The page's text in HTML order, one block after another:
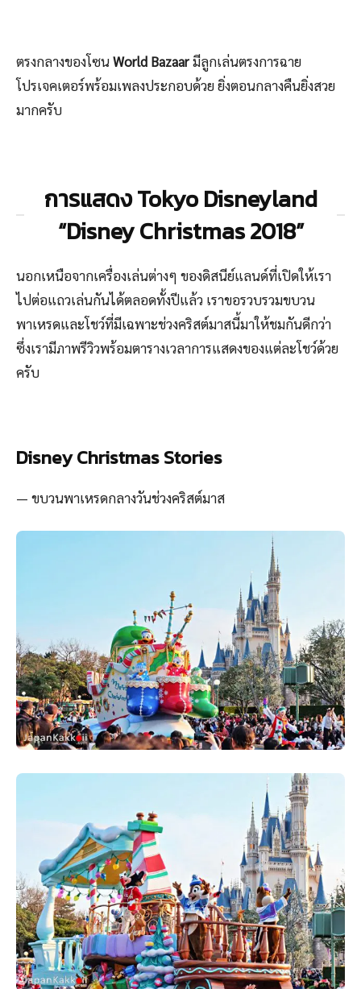
ตรงกลางของโซนWorld Bazaarมีลูกเล่นตรงการฉาย
โปรเจคเตอร์พร้อมเพลงประกอบด้วย ยิ่งตอนกลางคืนยิ่งสวย
มากครับ
การแสดง Tokyo Disneyland
“Disney Christmas 2018”
นอกเหนือจากเครื่องเล่นต่างๆ ของดิสนีย์แลนด์ที่เปิดให้เรา
ไปต่อแถวเล่นกันได้ตลอดทั้งปีแล้ว เราขอรวบรวมขบวน
พาเหรดและโชว์ที่มีเฉพาะช่วงคริสต์มาสนี้มาให้ชมกันดีกว่า
ซึ่งเรามีภาพรีวิวพร้อมตารางเวลาการแสดงของแต่ละโชว์ด้วย
ครับ
Disney Christmas Stories
— ขบวนพาเหรดกลางวันช่วงคริสต์มาส